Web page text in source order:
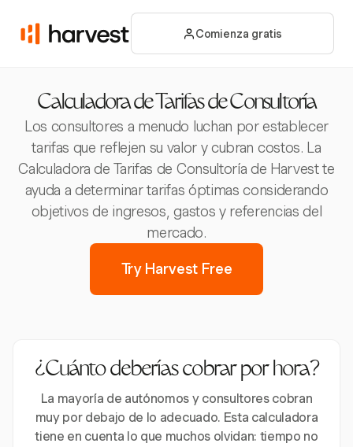
Comienza gratis
Calculadora de Tarifas de Consultoría
Los consultores a menudo luchan por establecer
tarifas que reflejen su valor y cubran costos. La
Calculadora de Tarifas de Consultoría de Harvest te
ayuda a determinar tarifas óptimas considerando
objetivos de ingresos, gastos y referencias del
mercado.
Try Harvest Free
¿Cuánto deberías cobrar por hora?
La mayoría de autónomos y consultores cobran
muy por debajo de lo adecuado. Esta calculadora
tiene en cuenta lo que muchos olvidan: tiempo no